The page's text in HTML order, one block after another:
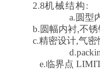
2.8机械结构:
a.圆型
b.圆幅内衬,不
c.精密设计,气密
d.
e.临界点